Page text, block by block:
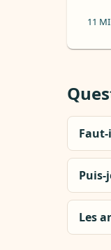
11
Puis-
Les